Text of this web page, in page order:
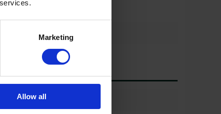
Marketing
Allow all